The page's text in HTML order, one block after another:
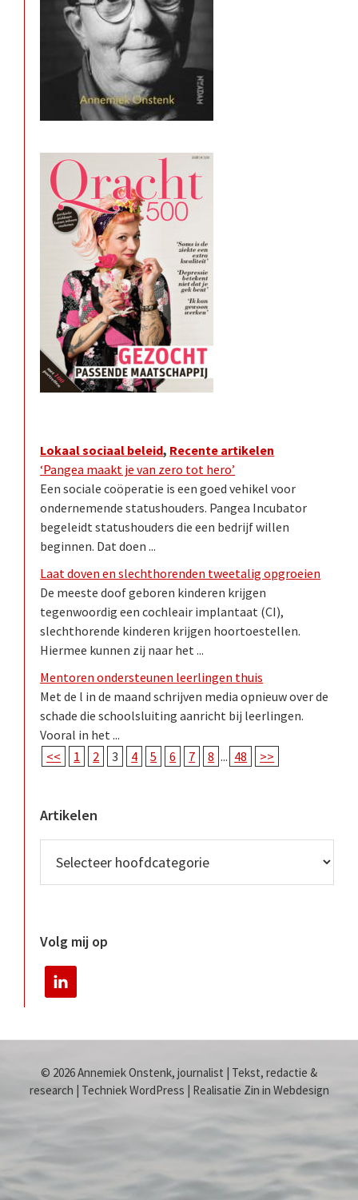
Lokaal sociaal beleid, Recente artikelen
‘Pangea maakt je van zero tot hero’
Een sociale coöperatie is een goed vehikel voor
ondernemende statushouders. Pangea Incubator
begeleidt statushouders die een bedrijf willen
beginnen. Dat doen ...
Laat doven en slechthorenden tweetalig opgroeien
De meeste doof geboren kinderen krijgen
tegenwoordig een cochleair implantaat (CI),
slechthorende kinderen krijgen hoortoestellen.
Hiermee kunnen zij naar het ...
Mentoren ondersteunen leerlingen thuis
Met de l in de maand schrijven media opnieuw over de
schade die schoolsluiting aanricht bij leerlingen.
Vooral in het ...
<<
1 2 3 4 5 6 7 8 ... 48 >>
Artikelen
Volg mij op
© 2026 Annemiek Onstenk, journalist | Tekst, redactie &
research | Techniek WordPress | Realisatie Zin in Webdesign